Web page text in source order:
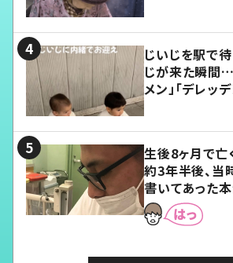
じいじを駅で
じが来た瞬間…
メン」「デレッ
生後8ヶ月で
約3年半後、当
書いてあった